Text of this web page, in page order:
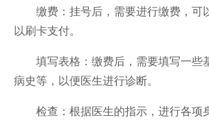
缴费：挂号后，需要进行缴费，可以
以刷卡支付。
填写表格：缴费后，需要填写一些
病史等，以便医生进行诊断。
检查：根据医生的指示，进行各项